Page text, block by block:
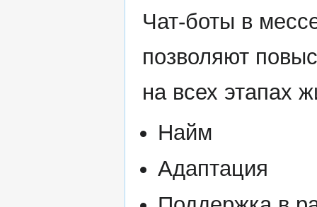
Чат-боты в
позволяют
на всех этапах
Найм
Адаптация